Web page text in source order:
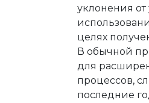
уклонения от
целях
В обычной
для
процессов,
последние